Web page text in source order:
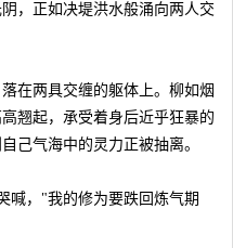
，正如决堤洪水般涌向两人交
两具交缠的躯体上。柳如烟
翘起，承受着身后近乎狂暴的
己气海中的灵力正被抽离。
，"我的修为要跌回炼气期